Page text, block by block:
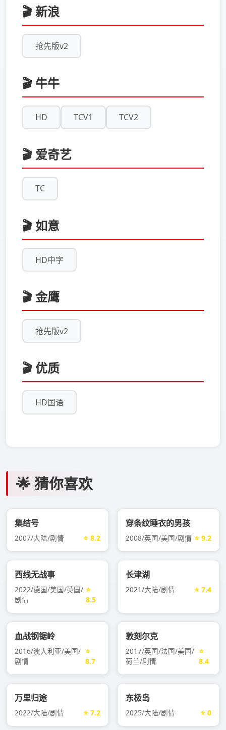
🎬 新浪
抢先版v2
🎬 牛牛
HD TCV1 TCV2
🎬 爱奇艺
TC
🎬 如意
HD中字
🎬 金鹰
抢先版v2
🎬 优质
HD国语
🌟 猜你喜欢
集结号
2007/大陆/剧情 ⭐ 8.2
穿条纹睡衣的男孩
2008/英国/美国/剧情 ⭐ 9.2
西线无战事
2022/德国/美国/英国/
剧情
⭐
8.5
长津湖
2021/大陆/剧情 ⭐ 7.4
血战钢锯岭
2016/澳大利亚/美国/
剧情
⭐
8.7
敦刻尔克
2017/英国/法国/美国/
荷兰/剧情
⭐
8.4
万里归途
2022/大陆/剧情 ⭐ 7.2
东极岛
2025/大陆/剧情 ⭐ 0